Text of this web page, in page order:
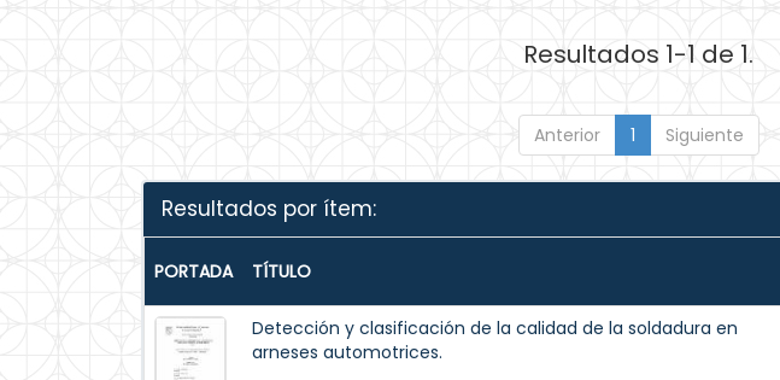
Resultados 1-1 de 1.
Anterior 1 Siguiente
Resultados por ítem:
PORTADA TÍTULO
Detección y clasificación de la calidad de la soldadura en
arneses automotrices.